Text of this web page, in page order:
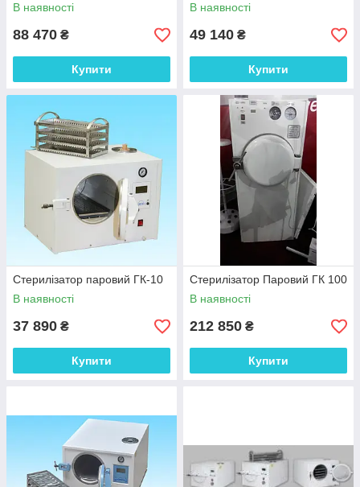
В наявності
88 470 ₴
Купити
В наявності
49 140 ₴
Купити
Стерилізатор паровий ГК-10
В наявності
37 890 ₴
Купити
Стерилізатор Паровий ГК 100
В наявності
212 850 ₴
Купити